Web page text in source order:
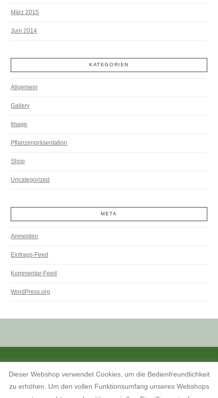
März 2015
Juni 2014
KATEGORIEN
Allgemein
Gallery
Image
Pflanzenpräsentation
Shop
Uncategorized
META
Anmelden
Eintrags-Feed
Kommentar-Feed
WordPress.org
KONTAKT, ÖFFNUNGSZEITEN UND ANFAHRTSBESCHREIBUNG
Dieser Webshop verwendet Cookies, um die Bedienfreundlichkeit
zu erhöhen. Um den vollen Funktionsumfang unseres Webshops